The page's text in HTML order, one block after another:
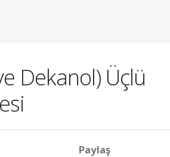
Dekanol) Üçlü
Paylaş